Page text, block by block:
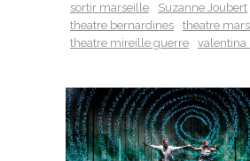
sortir marseille
Suzanne Joubert
theatre bernardines
theatre
theatre mireille guerre
valentina